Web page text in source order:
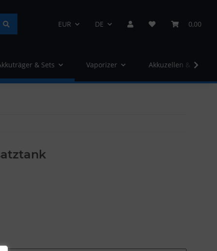
EUR DE 0,00
& Sets Vaporizer Akkuzellen &